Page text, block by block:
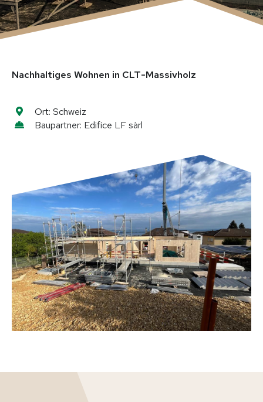
Holzhäuser
Holz-Gewerbebauten
Holzmodulbau
Für Bauherren
Projekte
Wohnhäuser
Gewerbe & Industrie
Öffentliche Bauten
Nachhaltiges Wohnen in CLT-Massivholz
Ort: Schweiz
Baupartner: Edifice LF sàrl